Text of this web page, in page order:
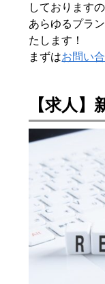
しております
あらゆるプラ
たします！
まずはお問い
【求人】